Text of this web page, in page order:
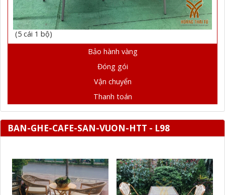
(5 cái 1 bộ)
Bảo hành vàng
Đóng gói
Vận chuyển
Thanh toán
BAN-GHE-CAFE-SAN-VUON-HTT - L98